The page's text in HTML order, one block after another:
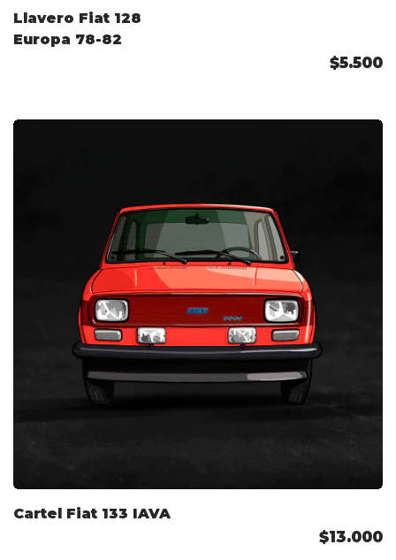
Llavero Fiat 128
Europa 78-82
$5.500
Cartel Fiat 133 IAVA
$13.000